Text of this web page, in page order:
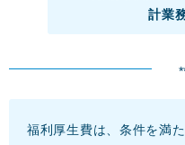
計業
福利厚生費は、条件を満